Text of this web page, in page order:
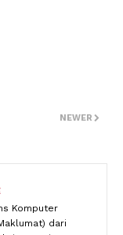
NEWER
Komputer
dari